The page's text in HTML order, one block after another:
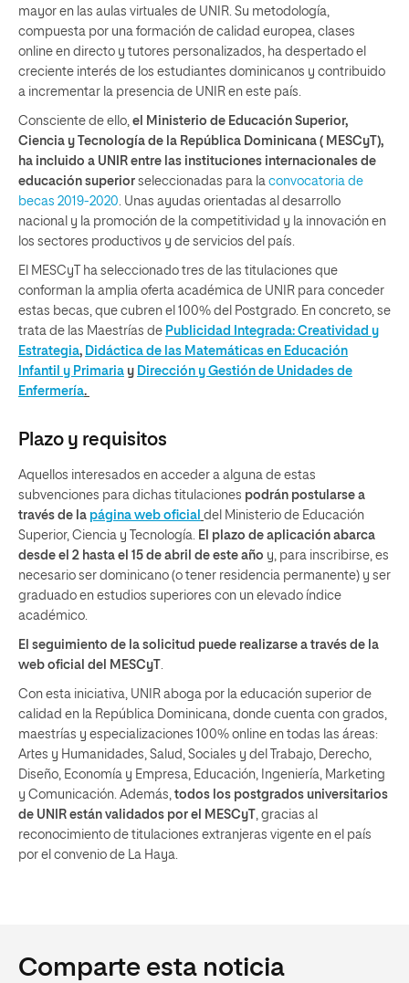
mayor en las aulas virtuales de UNIR. Su metodología,
compuesta por una formación de calidad europea, clases
online en directo y tutores personalizados, ha despertado el
creciente interés de los estudiantes dominicanos y contribuido
a incrementar la presencia de UNIR en este país.
Consciente de ello, el Ministerio de Educación Superior,
Ciencia y Tecnología de la República Dominicana ( MESCyT),
ha incluido a UNIR entre las instituciones internacionales de
educación superior seleccionadas para la convocatoria de
becas 2019-2020. Unas ayudas orientadas al desarrollo
nacional y la promoción de la competitividad y la innovación en
los sectores productivos y de servicios del país.
El MESCyT ha seleccionado tres de las titulaciones que
conforman la amplia oferta académica de UNIR para conceder
estas becas, que cubren el 100% del Postgrado. En concreto, se
trata de las Maestrías de Publicidad Integrada: Creatividad y
Estrategia, Didáctica de las Matemáticas en Educación
Infantil y Primaria y Dirección y Gestión de Unidades de
Enfermería.
Plazo y requisitos
Aquellos interesados en acceder a alguna de estas
subvenciones para dichas titulaciones podrán postularse a
través de la página web oficial del Ministerio de Educación
Superior, Ciencia y Tecnología. El plazo de aplicación abarca
desde el 2 hasta el 15 de abril de este año y, para inscribirse, es
necesario ser dominicano (o tener residencia permanente) y ser
graduado en estudios superiores con un elevado índice
académico.
El seguimiento de la solicitud puede realizarse a través de la
web oficial del MESCyT .
Con esta iniciativa, UNIR aboga por la educación superior de
calidad en la República Dominicana, donde cuenta con grados,
maestrías y especializaciones 100% online en todas las áreas:
Artes y Humanidades, Salud, Sociales y del Trabajo, Derecho,
Diseño, Economía y Empresa, Educación, Ingeniería, Marketing
y Comunicación. Además, todos los postgrados universitarios
de UNIR están validados por el MESCyT , gracias al
reconocimiento de titulaciones extranjeras vigente en el país
por el convenio de La Haya.
Comparte esta noticia